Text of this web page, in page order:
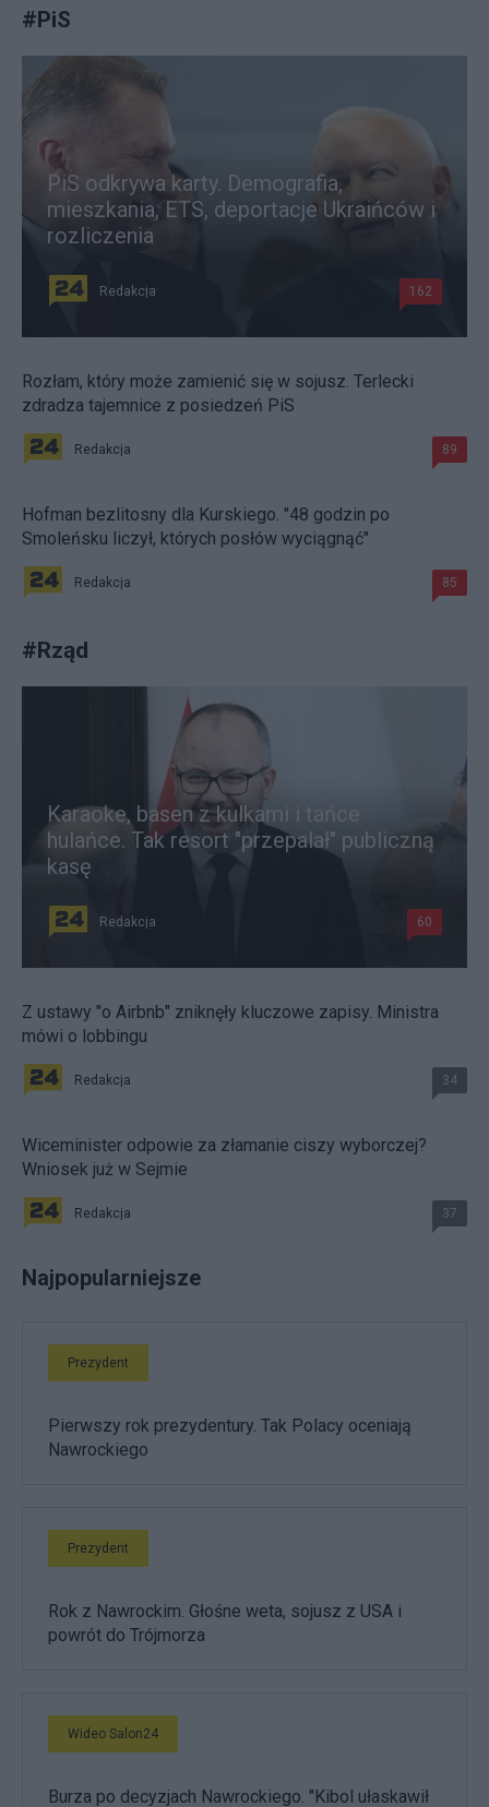
#PiS
PiS odkrywa karty. Demografia,
mieszkania, ETS, deportacje Ukraińców i
rozliczenia
Redakcja 162
Rozłam, który może zamienić się w sojusz. Terlecki
zdradza tajemnice z posiedzeń PiS
Redakcja 89
Hofman bezlitosny dla Kurskiego. "48 godzin po
Smoleńsku liczył, których posłów wyciągnąć"
Redakcja 85
#Rząd
Karaoke, basen z kulkami i tańce
hulańce. Tak resort "przepalał" publiczną
kasę
Redakcja 60
Z ustawy "o Airbnb" zniknęły kluczowe zapisy. Ministra
mówi o lobbingu
Redakcja 34
Wiceminister odpowie za złamanie ciszy wyborczej?
Wniosek już w Sejmie
Redakcja 37
Najpopularniejsze
Prezydent
Pierwszy rok prezydentury. Tak Polacy oceniają
Nawrockiego
Prezydent
Rok z Nawrockim. Głośne weta, sojusz z USA i
powrót do Trójmorza
Wideo Salon24
Burza po decyzjach Nawrockiego. "Kibol ułaskawił